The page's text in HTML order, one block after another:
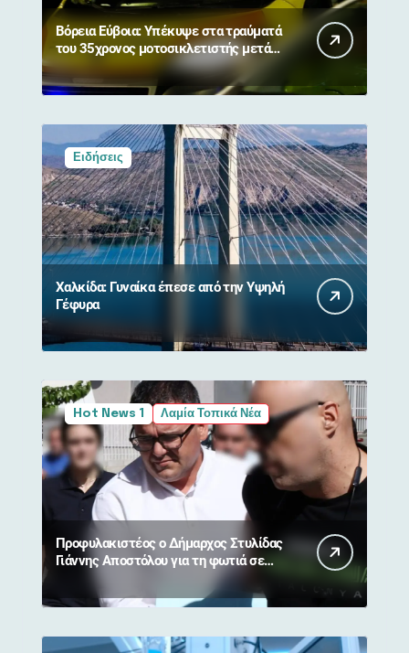
Βόρεια Εύβοια: Υπέκυψε στα τραύματά
του 35χρονος μοτοσικλετιστής μετά
από σύγκρουση με αγριογούρουνο
Ειδήσεις
Χαλκίδα: Γυναίκα έπεσε από την Υψηλή
Γέφυρα
Hot News 1 Λαμία Τοπικά Νέα
Προφυλακιστέος ο Δήμαρχος Στυλίδας
Γιάννης Αποστόλου για τη φωτιά σε